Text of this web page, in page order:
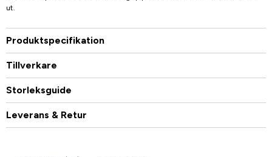
ut.
Produktspecifikation
Tillverkare
Storleksguide
Leverans & Retur